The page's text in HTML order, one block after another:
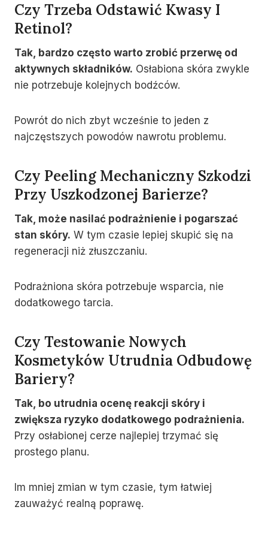
Czy Trzeba Odstawić Kwasy I
Retinol?
Tak, bardzo często warto zrobić przerwę od
aktywnych składników. Osłabiona skóra zwykle
nie potrzebuje kolejnych bodźców.
Powrót do nich zbyt wcześnie to jeden z
najczęstszych powodów nawrotu problemu.
Czy Peeling Mechaniczny Szkodzi
Przy Uszkodzonej Barierze?
Tak, może nasilać podrażnienie i pogarszać
stan skóry. W tym czasie lepiej skupić się na
regeneracji niż złuszczaniu.
Podrażniona skóra potrzebuje wsparcia, nie
dodatkowego tarcia.
Czy Testowanie Nowych
Kosmetyków Utrudnia Odbudowę
Bariery?
Tak, bo utrudnia ocenę reakcji skóry i
zwiększa ryzyko dodatkowego podrażnienia.
Przy osłabionej cerze najlepiej trzymać się
prostego planu.
Im mniej zmian w tym czasie, tym łatwiej
zauważyć realną poprawę.